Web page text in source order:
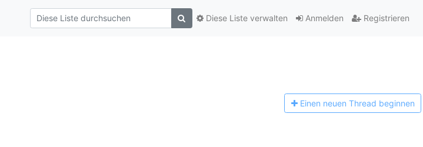
Anmelden Registrieren
Diese Liste verwalten
Einen neuen Thread beginnen